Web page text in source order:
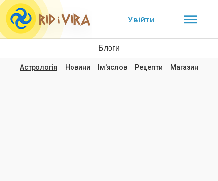
Увійти
Блоги
Астрологія Новини Ім'яслов Рецепти Магазин